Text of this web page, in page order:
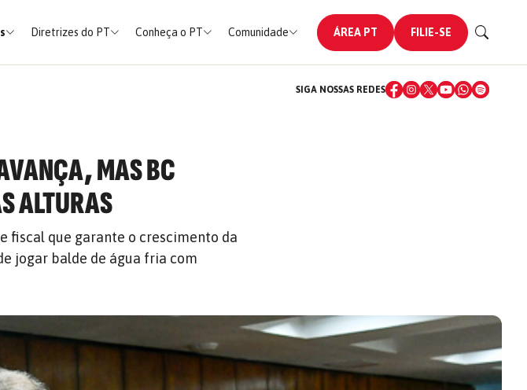
Diretrizes do PT Conheça o PT Comunidade ÁREA PT FILIE-SE
SIGA NOSSAS REDES
MAS BC
ALTURAS
fiscal que garante o crescimento da
jogar balde de água fria com